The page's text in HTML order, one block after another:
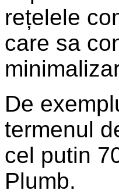
rețelele
care sa
De
termenul
cel putin
Plumb.